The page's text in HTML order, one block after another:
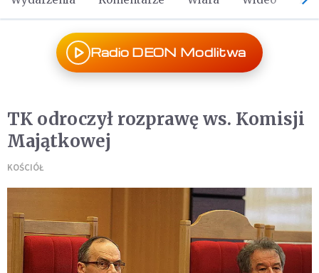
Radio DEON Modlitwa
TK odroczył rozprawę ws. Komisji
Majątkowej
KOŚCIÓŁ